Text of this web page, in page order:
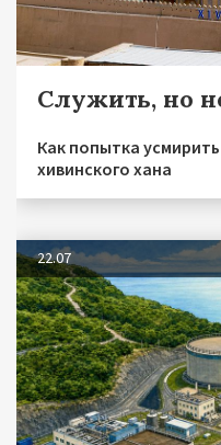
Служить, но
Как попытка
хивинского хана
22.07